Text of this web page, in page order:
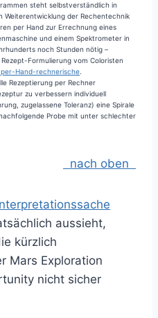
steht selbstverständlich in
Weiterentwicklung der Rechentechnik
per Hand zur Errechnung eines
und einem Spektrometer in
noch Stunden nötig –
Formulierung vom Coloristen
Hand-rechnerische
Rezeptierung per Rechner
zu verbessern individuell
zugelassene Toleranz) eine Spirale
Probe mit unter schlechter
nach oben
aussieht,
kürzlich
Mars Exploration
nicht sicher